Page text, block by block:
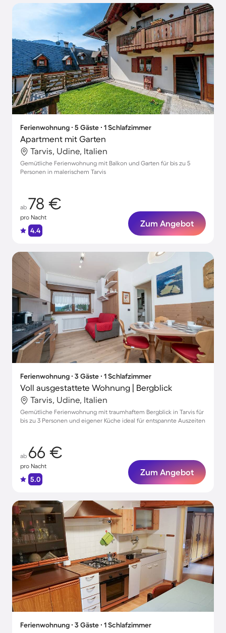
Ferienwohnung ∙ 5 Gäste ∙ 1 Schlafzimmer
Apartment mit Garten
Tarvis, Udine, Italien
Gemütliche Ferienwohnung mit Balkon und Garten für bis zu 5
Personen in malerischem Tarvis
ab 78 €
pro Nacht
4.4
Zum Angebot
Ferienwohnung ∙ 3 Gäste ∙ 1 Schlafzimmer
Voll ausgestattete Wohnung | Bergblick
Tarvis, Udine, Italien
Gemütliche Ferienwohnung mit traumhaftem Bergblick in Tarvis für
bis zu 3 Personen und eigener Küche ideal für entspannte Auszeiten
ab 66 €
pro Nacht
5.0
Zum Angebot
Ferienwohnung ∙ 3 Gäste ∙ 1 Schlafzimmer